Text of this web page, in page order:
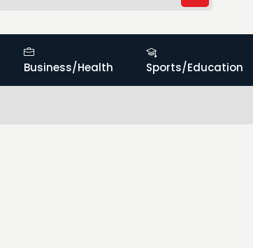
Business/Health Sports/Education